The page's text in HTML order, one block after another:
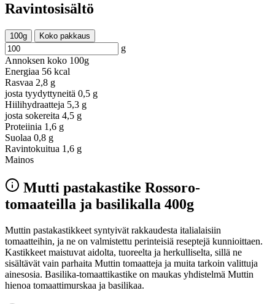
Ravintosisältö
100g Koko pakkaus
g
Annoksen koko 100g
Energiaa 56 kcal
Rasvaa 2,8 g
josta tyydyttyneitä 0,5 g
Hiilihydraatteja 5,3 g
josta sokereita 4,5 g
Proteiinia 1,6 g
Suolaa 0,8 g
Ravintokuitua 1,6 g
Mainos
Mutti pastakastike Rossoro-
tomaateilla ja basilikalla 400g
Muttin pastakastikkeet syntyivät rakkaudesta italialaisiin
tomaatteihin, ja ne on valmistettu perinteisiä reseptejä kunnioittaen.
Kastikkeet maistuvat aidolta, tuoreelta ja herkulliselta, sillä ne
sisältävät vain parhaita Muttin tomaatteja ja muita tarkoin valittuja
ainesosia. Basilika-tomaattikastike on maukas yhdistelmä Muttin
hienoa tomaattimurskaa ja basilikaa.